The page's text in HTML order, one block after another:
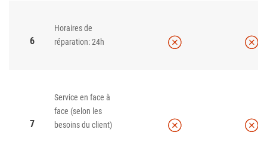
6
Horaires de
réparation: 24h
7
Service en face à
face (selon les
besoins du client)